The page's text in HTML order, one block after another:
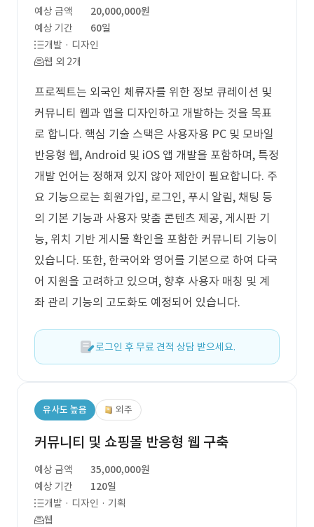
예상 금액
20,000,000원
예상 기간
60일
개발 · 디자인
웹 외 2개
프로젝트는 외국인 체류자를 위한 정보 큐레이션 및
커뮤니티 웹과 앱을 디자인하고 개발하는 것을 목표
로 합니다. 핵심 기술 스택은 사용자용 PC 및 모바일
반응형 웹, Android 및 iOS 앱 개발을 포함하며, 특정
개발 언어는 정해져 있지 않아 제안이 필요합니다. 주
요 기능으로는 회원가입, 로그인, 푸시 알림, 채팅 등
의 기본 기능과 사용자 맞춤 콘텐츠 제공, 게시판 기
능, 위치 기반 게시물 확인을 포함한 커뮤니티 기능이
있습니다. 또한, 한국어와 영어를 기본으로 하여 다국
어 지원을 고려하고 있으며, 향후 사용자 매칭 및 계
좌 관리 기능의 고도화도 예정되어 있습니다.
로그인 후 무료 견적 상담 받으세요.
유사도 높음 외주
커뮤니티 및 쇼핑몰 반응형 웹 구축
예상 금액
35,000,000원
예상 기간
120일
개발 · 디자인 · 기획
웹